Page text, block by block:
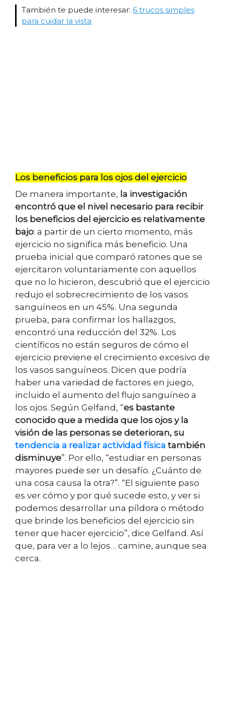
También te puede interesar: 6 trucos simples
para cuidar la vista
Los beneficios para los ojos del ejercicio
De manera importante, la investigación
encontró que el nivel necesario para recibir
los beneficios del ejercicio es relativamente
bajo: a partir de un cierto momento, más
ejercicio no significa más beneficio. Una
prueba inicial que comparó ratones que se
ejercitaron voluntariamente con aquellos
que no lo hicieron, descubrió que el ejercicio
redujo el sobrecrecimiento de los vasos
sanguíneos en un 45%. Una segunda
prueba, para confirmar los hallazgos,
encontró una reducción del 32%. Los
científicos no están seguros de cómo el
ejercicio previene el crecimiento excesivo de
los vasos sanguíneos. Dicen que podría
haber una variedad de factores en juego,
incluido el aumento del flujo sanguíneo a
los ojos. Según Gelfand, “es bastante
conocido que a medida que los ojos y la
visión de las personas se deterioran, su
tendencia a realizar actividad física también
disminuye”. Por ello, “estudiar en personas
mayores puede ser un desafío. ¿Cuánto de
una cosa causa la otra?”. “El siguiente paso
es ver cómo y por qué sucede esto, y ver si
podemos desarrollar una píldora o método
que brinde los beneficios del ejercicio sin
tener que hacer ejercicio”, dice Gelfand. Así
que, para ver a lo lejos… camine, aunque sea
cerca.